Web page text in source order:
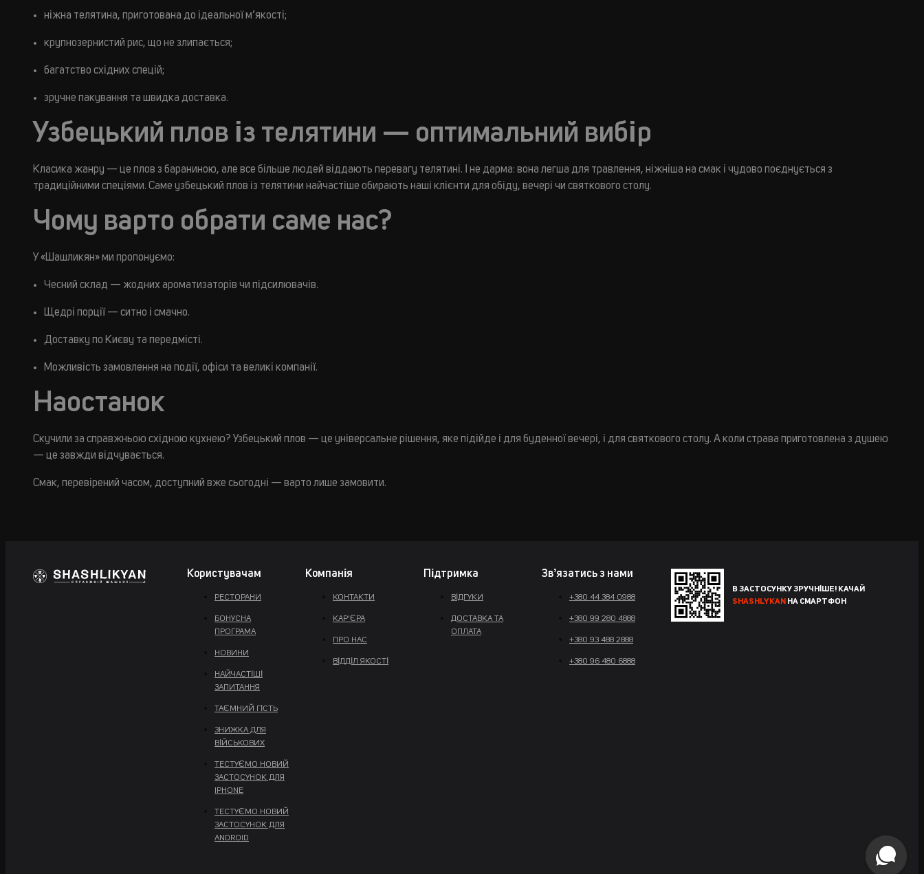
ніжна телятина, приготована до ідеальної м’якості;
крупнозернистий рис, що не злипається;
багатство східних спецій;
зручне пакування та швидка доставка.
Узбецький плов із телятини — оптимальний вибір
Класика жанру — це плов з бараниною, але все більше людей віддають перевагу телятині. І не дарма: вона легша для травлення, ніжніша на смак і чудово поєднується з
традиційними спеціями. Саме узбецький плов із телятини найчастіше обирають наші клієнти для обіду, вечері чи святкового столу.
Чому варто обрати саме нас?
У «Шашликян» ми пропонуємо:
Чесний склад — жодних ароматизаторів чи підсилювачів.
Щедрі порції — ситно і смачно.
Доставку по Києву та передмісті.
Можливість замовлення на події, офіси та великі компанії.
Наостанок
Скучили за справжньою східною кухнею? Узбецький плов — це універсальне рішення, яке підійде і для буденної вечері, і для святкового столу. А коли страва приготовлена з душею
— це завжди відчувається.
Смак, перевірений часом, доступний вже сьогодні — варто лише замовити.
Користувачам
РЕСТОРАНИ
БОНУСНА
ПРОГРАМА
НОВИНИ
НАЙЧАСТІШІ
ЗАПИТАННЯ
ТАЄМНИЙ ГІСТЬ
ЗНИЖКА ДЛЯ
ВІЙСЬКОВИХ
ТЕСТУЄМО НОВИЙ
ЗАСТОСУНОК ДЛЯ
IPHONE
ТЕСТУЄМО НОВИЙ
ЗАСТОСУНОК ДЛЯ
ANDROID
Компанія
КОНТАКТИ
КАР'ЄРА
ПРО НАС
ВІДДІЛ ЯКОСТІ
Підтримка
ВІДГУКИ
ДОСТАВКА ТА
ОПЛАТА
Звʼязатись з нами
+380 44 384 0988
+380 99 280 4888
+380 93 488 2888
+380 96 480 6888
В ЗАСТОСУНКУ ЗРУЧНІШЕ! КАЧАЙ
SHASHLYKAN НА СМАРТФОН